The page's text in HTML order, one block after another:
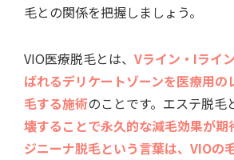
毛との関係を把握しましょう。
VIO医療脱毛とは、 Vライン・Iライ
ばれるデリケートゾーンを医療用の
毛する施術のことです。エステ脱毛
壊することで永久的な減毛効果が期
ジニーナ脱毛という言葉は、VIOの